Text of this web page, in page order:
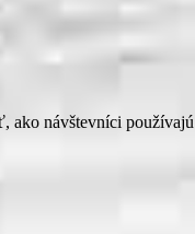
ako návštevníci